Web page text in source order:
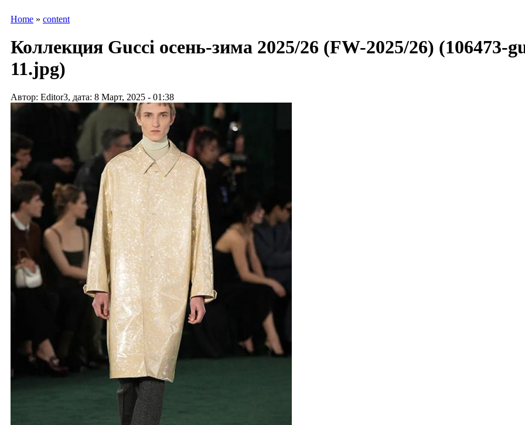
Home » content
Коллекция Gucci осень-зима 2025/26 (FW-2025/26) (106473-
11.jpg)
Автор: Editor3, дата: 8 Март, 2025 - 01:38